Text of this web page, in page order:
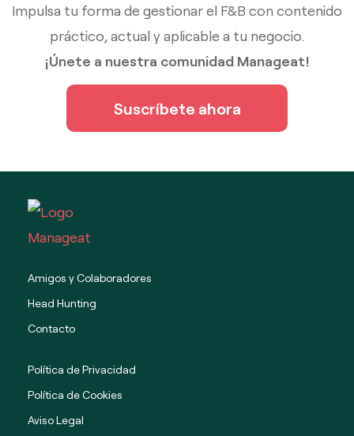
Impulsa tu forma de gestionar el F&B con contenido
práctico, actual y aplicable a tu negocio.
¡Únete a nuestra comunidad Manageat!
Suscríbete ahora
Amigos y Colaboradores
Head Hunting
Contacto
Política de Privacidad
Política de Cookies
Aviso Legal